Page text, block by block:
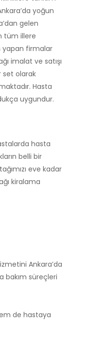
yoğun
gelen
tüm illere
yapan firmalar
imalat ve satışı
set olarak
Hasta
uygundur.
hasta
belli bir
eve kadar
kiralama
Ankara’da
bakım süreçleri
de hastaya